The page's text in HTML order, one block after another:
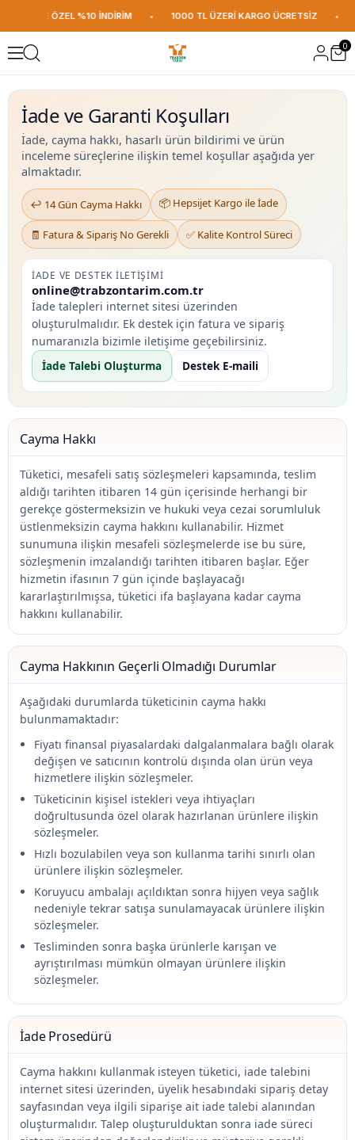
ÖZEL %10 İNDİRİM 1000 TL ÜZERİ KARGO ÜCRETSİZ
0
İade ve Garanti Koşulları
İade, cayma hakkı, hasarlı ürün bildirimi ve ürün
inceleme süreçlerine ilişkin temel koşullar aşağıda yer
almaktadır.
↩️ 14 Gün Cayma Hakkı 📦 Hepsijet Kargo ile İade
🧾 Fatura & Sipariş No Gerekli ✅ Kalite Kontrol Süreci
İADE VE DESTEK ILETIŞIMI
online@trabzontarim.com.tr
İade talepleri internet sitesi üzerinden
oluşturulmalıdır. Ek destek için fatura ve sipariş
numaranızla bizimle iletişime geçebilirsiniz.
İade Talebi Oluşturma Destek E-maili
Cayma Hakkı
Tüketici, mesafeli satış sözleşmeleri kapsamında, teslim
aldığı tarihten itibaren 14 gün içerisinde herhangi bir
gerekçe göstermeksizin ve hukuki veya cezai sorumluluk
üstlenmeksizin cayma hakkını kullanabilir. Hizmet
sunumuna ilişkin mesafeli sözleşmelerde ise bu süre,
sözleşmenin imzalandığı tarihten itibaren başlar. Eğer
hizmetin ifasının 7 gün içinde başlayacağı
kararlaştırılmışsa, tüketici ifa başlayana kadar cayma
hakkını kullanabilir.
Cayma Hakkının Geçerli Olmadığı Durumlar
Aşağıdaki durumlarda tüketicinin cayma hakkı
bulunmamaktadır:
Fiyatı finansal piyasalardaki dalgalanmalara bağlı olarak
değişen ve satıcının kontrolü dışında olan ürün veya
hizmetlere ilişkin sözleşmeler.
Tüketicinin kişisel istekleri veya ihtiyaçları
doğrultusunda özel olarak hazırlanan ürünlere ilişkin
sözleşmeler.
Hızlı bozulabilen veya son kullanma tarihi sınırlı olan
ürünlere ilişkin sözleşmeler.
Koruyucu ambalajı açıldıktan sonra hijyen veya sağlık
nedeniyle tekrar satışa sunulamayacak ürünlere ilişkin
sözleşmeler.
Tesliminden sonra başka ürünlerle karışan ve
ayrıştırılması mümkün olmayan ürünlere ilişkin
sözleşmeler.
İade Prosedürü
Cayma hakkını kullanmak isteyen tüketici, iade talebini
internet sitesi üzerinden, üyelik hesabındaki sipariş detay
sayfasından veya ilgili siparişe ait iade talebi alanından
oluşturmalıdır. Talep oluşturulduktan sonra iade süreci